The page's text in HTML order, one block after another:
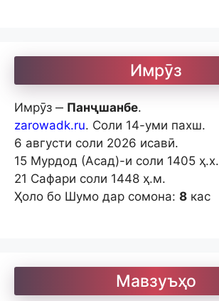
Имрӯз
Имрӯз ‒ Панҷшанбе.
zarowadk.ru. Соли 14-уми пахш.
6 августи соли 2026 исавӣ.
15 Мурдод (Асад)-и соли 1405 ҳ.х.
21 Сафари соли 1448 ҳ.м.
Ҳоло бо Шумо дар сомона: 8 кас
Мавзуъҳо